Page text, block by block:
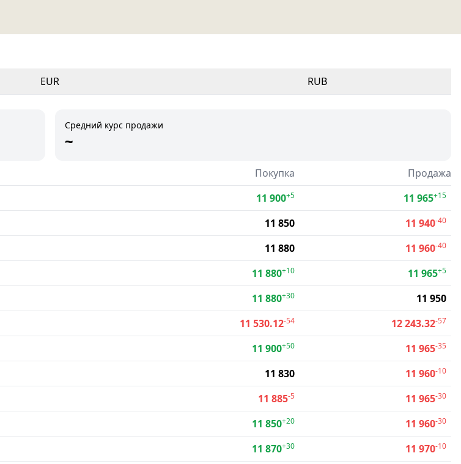
EUR
RUB
Средний курс продажи
~
Покупка
Продажа
11 900+5 11 965+15
11 850 11 940-40
11 880 11 960-40
11 880+10 11 965+5
11 880+30
11 950
11 530.12-54 12 243.32-57
11 900+50 11 965-35
11 830 11 960-10
11 885-5 11 965-30
11 850+20 11 960-30
11 870+30 11 970-10